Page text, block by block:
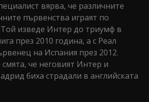
вярва, че различните
първенства играят по
изведе Интер до триумф в
през 2010 година, а с Реал
на Испания през 2012.
че неговият Интер и
биха страдали в английската